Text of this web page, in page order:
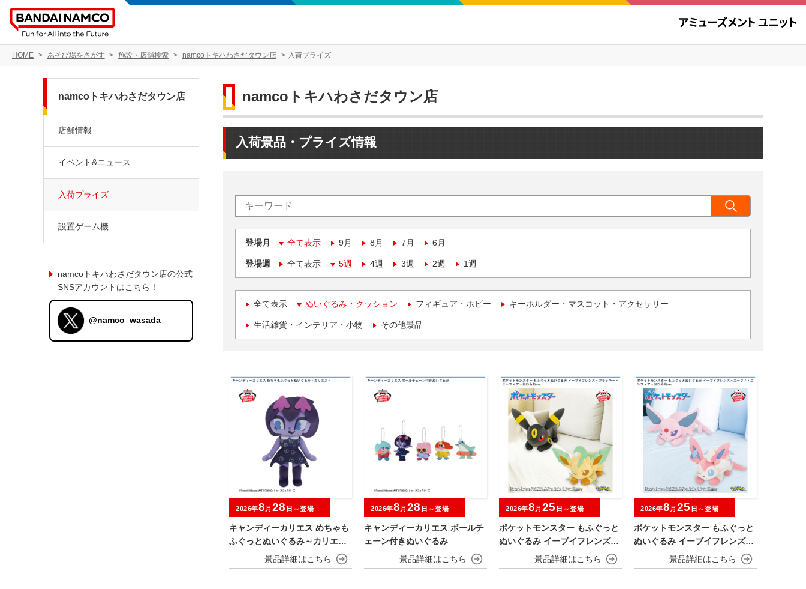
HOME あそび場をさがす 施設・店舗検索 namcoトキハわさだタウン店 入荷プライズ
namcoトキハわさだタウン店
入荷景品・プライズ情報
登場月 全て表示 9月 8月 7月 6月
登場週 全て表示 5週 4週 3週 2週 1週
全て表示 ぬいぐるみ・クッション フィギュア・ホビー キーホルダー・マスコット・アクセサリー
生活雑貨・インテリア・小物 その他景品
キャンディーカリエス めちゃも
ふぐっとぬいぐるみ～カリエス
2026年8 月 28 日～登場
キャンディーカリエス ボールチ
ェーン付きぬいぐるみ
2026年8 月 28 日～登場
ポケットモンスター もふぐっと
ぬいぐるみ イーブイフレンズ～
ブラッキー・リーフィア～おひ
るねver.
2026年8 月 25 日～登場
ポケットモンスター もふぐっと
ぬいぐるみ イーブイフレンズ～
エーフィ・ニンフィア～おひる
ねver.
2026年8 月 25 日～登場
namcoトキハわさだタウン店
店舗情報
イベント&ニュース
入荷プライズ
設置ゲーム機
namcoトキハわさだタウン店の公式
SNSアカウントはこちら！
@namco_wasada